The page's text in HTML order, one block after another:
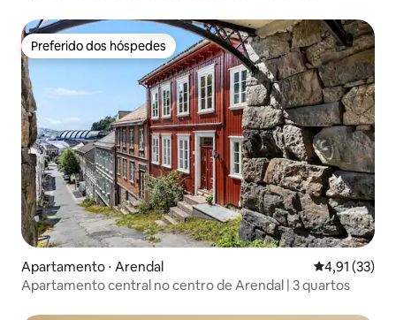
Preferido dos hóspedes
Preferido dos hóspedes
Apartamento ⋅ Arendal 4,91 de uma
4,91 (33)
Apartamento central no centro de Arendal | 3 quartos